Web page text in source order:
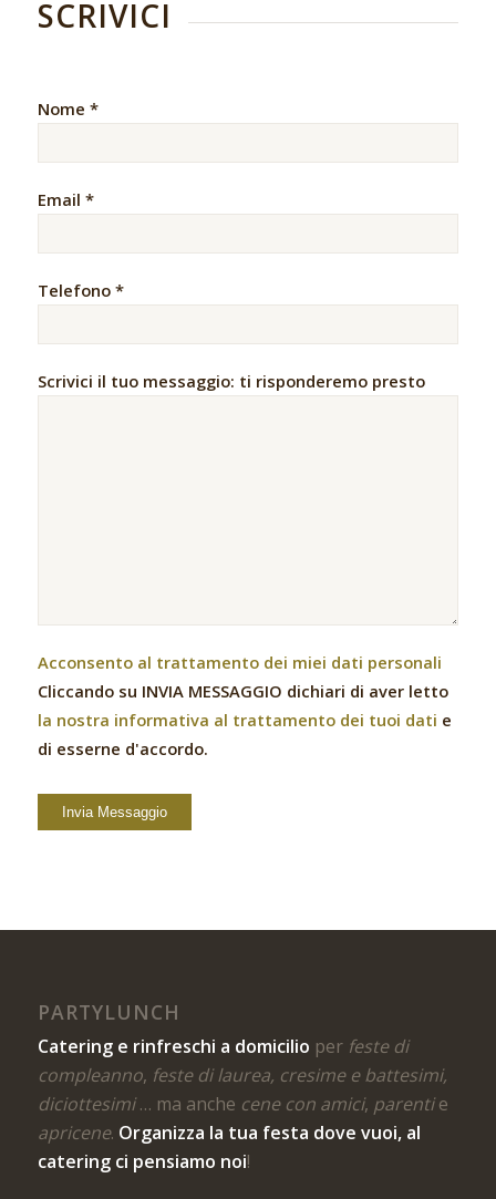
SCRIVICI
Nome *
Email *
Telefono *
Scrivici il tuo messaggio: ti risponderemo presto
Acconsento al trattamento dei miei dati personali
Cliccando su INVIA MESSAGGIO dichiari di aver letto
la nostra informativa al trattamento dei tuoi dati e
di esserne d'accordo.
PARTYLUNCH
Catering e rinfreschi a domicilio per feste di
compleanno, feste di laurea, cresime e battesimi,
diciottesimi… ma anche cene con amici, parentie
apricene. Organizza la tua festa dove vuoi, al
catering ci pensiamo noi!